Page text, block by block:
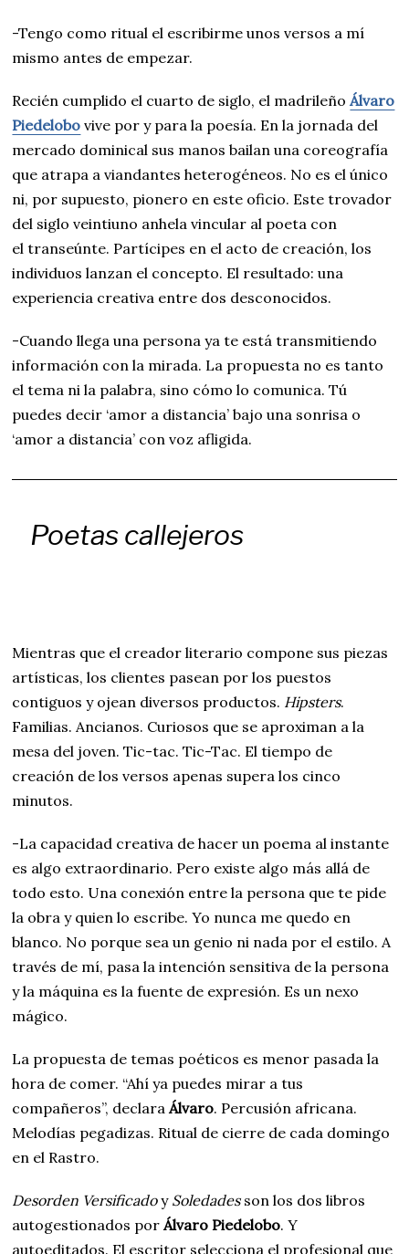
-Tengo como ritual el escribirme unos versos a mí
mismo antes de empezar.
Recién cumplido el cuarto de siglo, el madrileñoÁlvaro
Piedelobo vive por y para la poesía. En la jornada del
mercado dominical sus manos bailan una coreografía
que atrapa a viandantes heterogéneos. No es el único
ni, por supuesto, pionero en este oficio. Este trovador
del siglo veintiuno anhela vincular al poeta con
el transeúnte. Partícipes en el acto de creación, los
individuos lanzan el concepto. El resultado: una
experiencia creativa entre dos desconocidos.
-Cuando llega una persona ya te está transmitiendo
información con la mirada. La propuesta no es tanto
el tema ni la palabra, sino cómo lo comunica. Tú
puedes decir ‘amor a distancia’ bajo una sonrisa o
‘amor a distancia’ con voz afligida.
Poetas callejeros
Mientras que el creador literario compone sus piezas
artísticas, los clientes pasean por los puestos
contiguos y ojean diversos productos. Hipsters.
Familias. Ancianos. Curiosos que se aproximan a la
mesa del joven. Tic-tac. Tic-Tac. El tiempo de
creación de los versos apenas supera los cinco
minutos.
-La capacidad creativa de hacer un poema al instante
es algo extraordinario. Pero existe algo más allá de
todo esto. Una conexión entre la persona que te pide
la obra y quien lo escribe. Yo nunca me quedo en
blanco. No porque sea un genio ni nada por el estilo. A
través de mí, pasa la intención sensitiva de la persona
y la máquina es la fuente de expresión. Es un nexo
mágico.
La propuesta de temas poéticos es menor pasada la
hora de comer. “Ahí ya puedes mirar a tus
compañeros”, declaraÁlvaro. Percusión africana.
Melodías pegadizas. Ritual de cierre de cada domingo
en el Rastro.
Desorden Versificadoy Soledadesson los dos libros
autogestionados porÁlvaro Piedelobo. Y
autoeditados. El escritor selecciona el profesional que